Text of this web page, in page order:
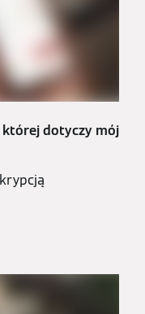
której dotyczy mój